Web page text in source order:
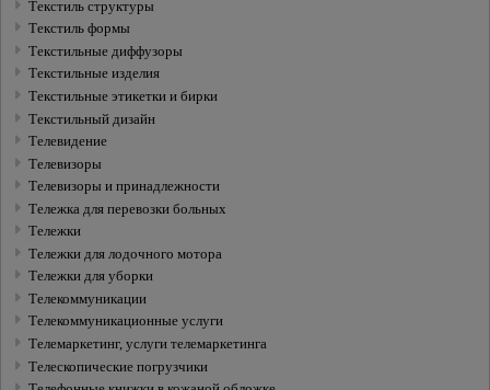
Текстиль структуры
Текстиль формы
Текстильные диффузоры
Текстильные изделия
Текстильные этикетки и бирки
Текстильный дизайн
Телевидение
Телевизоры
Телевизоры и принадлежности
Тележка для перевозки больных
Тележки
Тележки для лодочного мотора
Тележки для уборки
Телекоммуникации
Телекоммуникационные услуги
Телемаркетинг, услуги телемаркетинга
Телескопические погрузчики